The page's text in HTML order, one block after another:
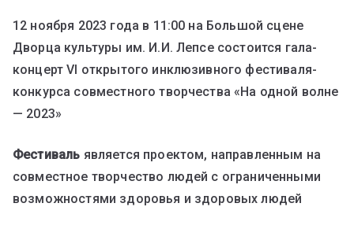
12 ноября 2023 года в 11:00 на Большой сцене
Дворца культуры им. И.И. Лепсе состоится гала-
концерт VI открытого инклюзивного фестиваля-
конкурса совместного творчества «На одной волне
— 2023»
Фестиваль является проектом, направленным на
совместное творчество людей с ограниченными
возможностями здоровья и здоровых людей